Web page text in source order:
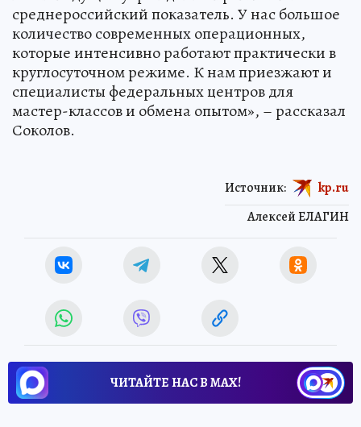
среднероссийский показатель. У нас большое
количество современных операционных,
которые интенсивно работают практически в
круглосуточном режиме. К нам приезжают и
специалисты федеральных центров для
мастер-классов и обмена опытом», – рассказал
Соколов.
Алексей ЕЛАГИН
Источник: kp.ru
ЧИТАЙТЕ НАС В МАХ!